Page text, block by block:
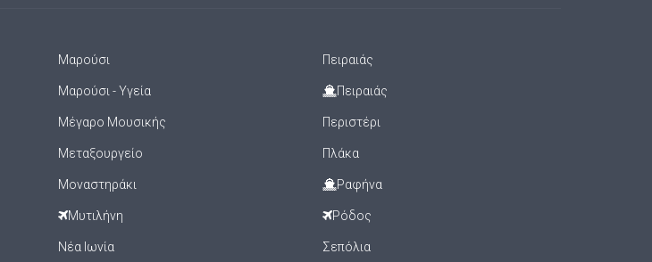
Μαρούσι
Μαρούσι - Υγεία
Μέγαρο Μουσικής
Μεταξουργείο
Μοναστηράκι
Μυτιλήνη
Νέα Ιωνία
Πειραιάς
Πειραιάς
Περιστέρι
Πλάκα
Ραφήνα
Ρόδος
Σεπόλια